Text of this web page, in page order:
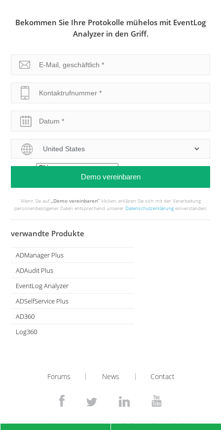
Bekommen Sie Ihre Protokolle mühelos mit EventLog
Analyzer in den Griff.
Wenn Sie auf„Demo vereinbaren“klicken, erklären Sie sich mit der Verarbeitung
personenbezogener Daten entsprechend unserer Datenschutzerklärungeinverstanden.
verwandte Produkte
ADManager Plus
Active Directory Management & Reporting
ADAudit Plus
Real-time Active Directory Auditing and UBA
EventLog Analyzer
Real-time Log Analysis & Reporting
ADSelfService Plus
Self-Service Password Management
AD360
Integrated Identity & Access Management
Log360
Forums News Contact
© 2026Zoho Corporation Pvt. Ltd. Alle Rechte vorbehalten.